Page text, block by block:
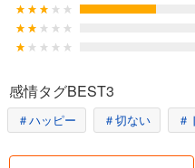
感情タグBEST3
＃ハッピー ＃切ない ＃